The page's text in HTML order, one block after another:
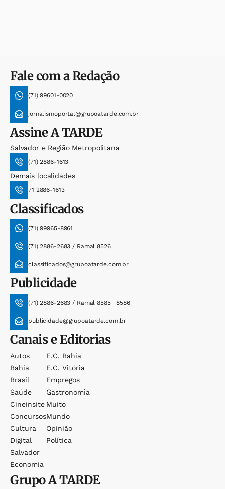
Fale com a Redação
(71) 99601-0020
jornalismoportal@grupoatarde.com.br
AssineA TARDE
Salvador e Região Metropolitana
(71) 2886-1613
Demais localidades
71 2886-1613
Classificados
(71) 99965-8961
(71) 2886-2683 / Ramal 8526
classificados@grupoatarde.com.br
Publicidade
(71) 2886-2683 / Ramal 8585 | 8586
publicidade@grupoatarde.com.br
Canais e Editorias
Autos
Bahia
Brasil
Saúde
Cineinsite
Concursos
Cultura
Digital
Salvador
Economia
E.c. Bahia
E.c. Vitória
Empregos
Gastronomia
Muito
Mundo
Opinião
Política
GrupoA TARDE